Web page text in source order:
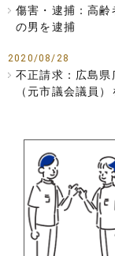
傷害・逮捕：高齢
の男を逮捕
2020/08/28
不正請求：広島
（元市議会議員